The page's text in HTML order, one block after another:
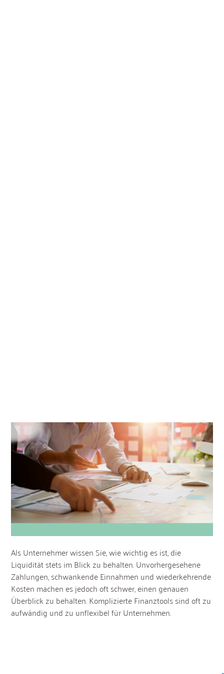
Als Unternehmer wissen Sie, wie wichtig es ist, die
Liquidität stets im Blick zu behalten. Unvorhergesehene
Zahlungen, schwankende Einnahmen und wiederkehrende
Kosten machen es jedoch oft schwer, einen genauen
Überblick zu behalten. Komplizierte Finanztools sind oft zu
aufwändig und zu unflexibel für Unternehmen.